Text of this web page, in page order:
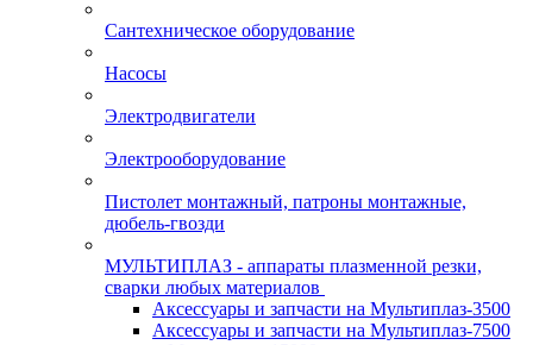
Сантехническое оборудование
Насосы
Электродвигатели
Электрооборудование
Пистолет монтажный, патроны монтажные,
дюбель-гвозди
МУЛЬТИПЛАЗ - аппараты плазменной резки,
сварки любых материалов
Аксессуары и запчасти на Мультиплаз-3500
Аксессуары и запчасти на Мультиплаз-7500